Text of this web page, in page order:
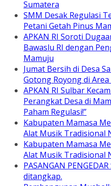
Sumatera
SMM Desak Regulasi
Petani Getah Pinus
APKAN RI Soroti
Bawaslu RI dengan
Mamuju
Jumat Bersih di Desa
Gotong Royong di
APKAN RI Sulbar
Perangkat Desa di
Paham Regulasi!”
Kabupaten Mamasa
Alat Musik Tradisional
Kabupaten Mamasa
Alat Musik Tradisional
PASANGAN
ditangkap.